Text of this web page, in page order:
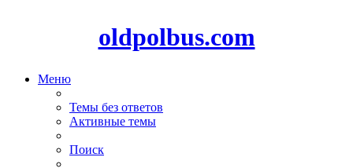
oldpolbus.com
Меню
Темы без ответов
Активные темы
Поиск